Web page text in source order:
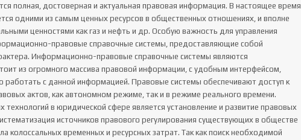
полная, достоверная и актуальная правовая информация. В настоящее время
одними из самым ценных ресурсов в общественных отношениях, и вполне
ценностями как газ и нефть и др. Особую важность для управления
правовые справочные системы, предоставляющие собой
Информационно-правовые справочные системы являются
из огромного массива правовой информации, с удобным интерфейсом,
с данной информацией. Правовые системы обеспечивают доступ к
актов, как автономном режиме, так и в режиме реального времени.
в юридической сфере является установление и развитие правовых
источников правового регулирования существующих в обществе
колоссальных временных и ресурсных затрат. Так как поиск необходимой